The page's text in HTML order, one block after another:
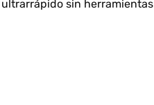
sin herramientas